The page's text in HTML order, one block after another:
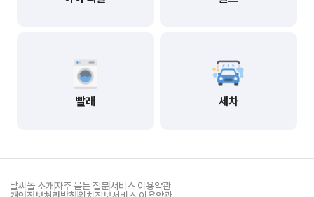
빨래 세차
날씨돌 소개 자주 묻는 질문서비스 이용약관